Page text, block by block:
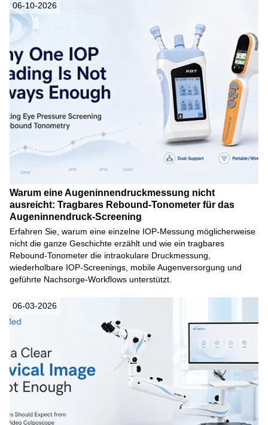
06-10-2026
Warum eine Augeninnendruckmessung nicht
ausreicht: Tragbares Rebound-Tonometer für das
Augeninnendruck-Screening
Erfahren Sie, warum eine einzelne IOP-Messung möglicherweise
nicht die ganze Geschichte erzählt und wie ein tragbares
Rebound-Tonometer die intraokulare Druckmessung,
wiederholbare IOP-Screenings, mobile Augenversorgung und
geführte Nachsorge-Workflows unterstützt.
06-03-2026